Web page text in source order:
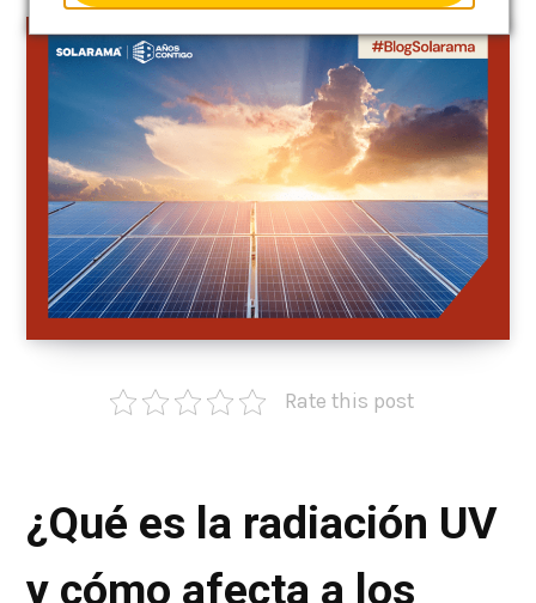
Rate this post
¿Qué es la radiación UV
y cómo afecta a los